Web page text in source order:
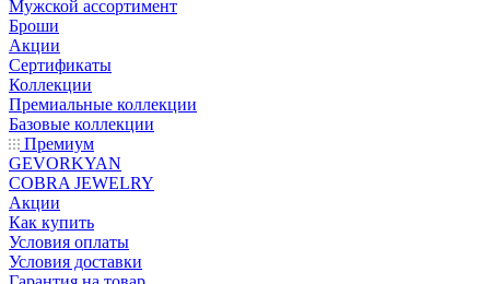
Мужской ассортимент
Броши
Акции
Сертификаты
Коллекции
Премиальные коллекции
Базовые коллекции
Премиум
GEVORKYAN
COBRA JEWELRY
Акции
Как купить
Условия оплаты
Условия доставки